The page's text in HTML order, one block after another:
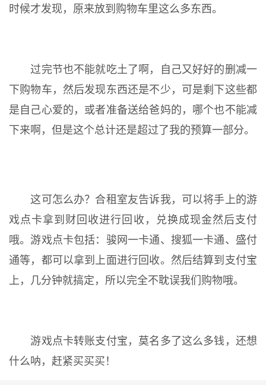
时候才发现，原来放到购物车里这么多东西。
过完节也不能就吃土了啊，自己又好好的删减一
下购物车，然后发现东西还是不少，可是剩下这些都
是自己心爱的，或者准备送给爸妈的，哪个也不能减
下来啊，但是这个总计还是超过了我的预算一部分。
这可怎么办？合租室友告诉我，可以将手上的游
戏点卡拿到财回收进行回收，兑换成现金然后支付
哦。游戏点卡包括：骏网一卡通、搜狐一卡通、盛付
通等，都可以拿到上面进行回收。然后结算到支付宝
上，几分钟就搞定，所以完全不耽误我们购物哦。
游戏点卡转账支付宝，莫名多了这么多钱，还想
什么呐，赶紧买买买！